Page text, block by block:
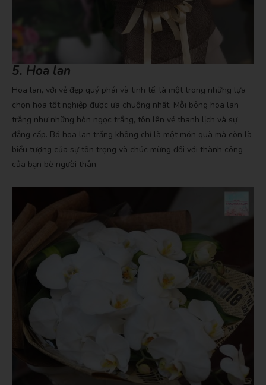
5. Hoa lan
Hoa lan, với vẻ đẹp quý phái và tinh tế, là một trong những lựa
chọn hoa tốt nghiệp được ưa chuộng nhất. Mỗi bông hoa lan
trắng như những hòn ngọc trắng, tôn lên vẻ thanh lịch và sự
đẳng cấp. Bó hoa lan trắng không chỉ là một món quà mà còn là
biểu tượng của sự tôn trọng và chúc mừng đối với thành công
của bạn bè người thân.